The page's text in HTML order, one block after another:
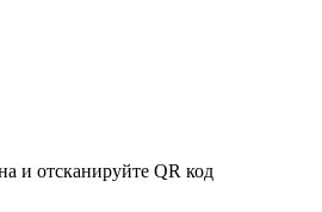
и отсканируйте QR код